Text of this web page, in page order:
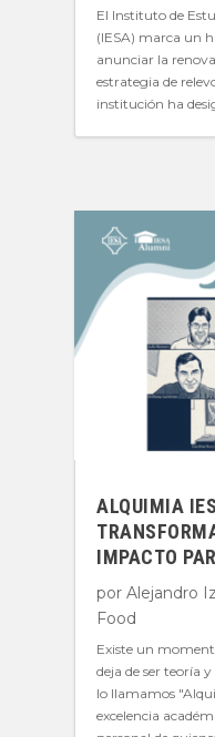
El Instituto de
(IESA) marca un
anunciar la
estrategia de
institución ha
ALQUIMIA
IMPACTO
porAlejandro
Food
Existe un
deja de ser teoría
lo llamamos
excelencia